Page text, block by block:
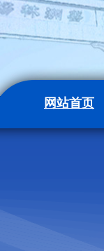
网站首页